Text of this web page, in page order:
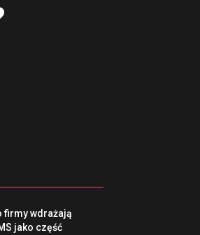
firmy wdrażają
jako część